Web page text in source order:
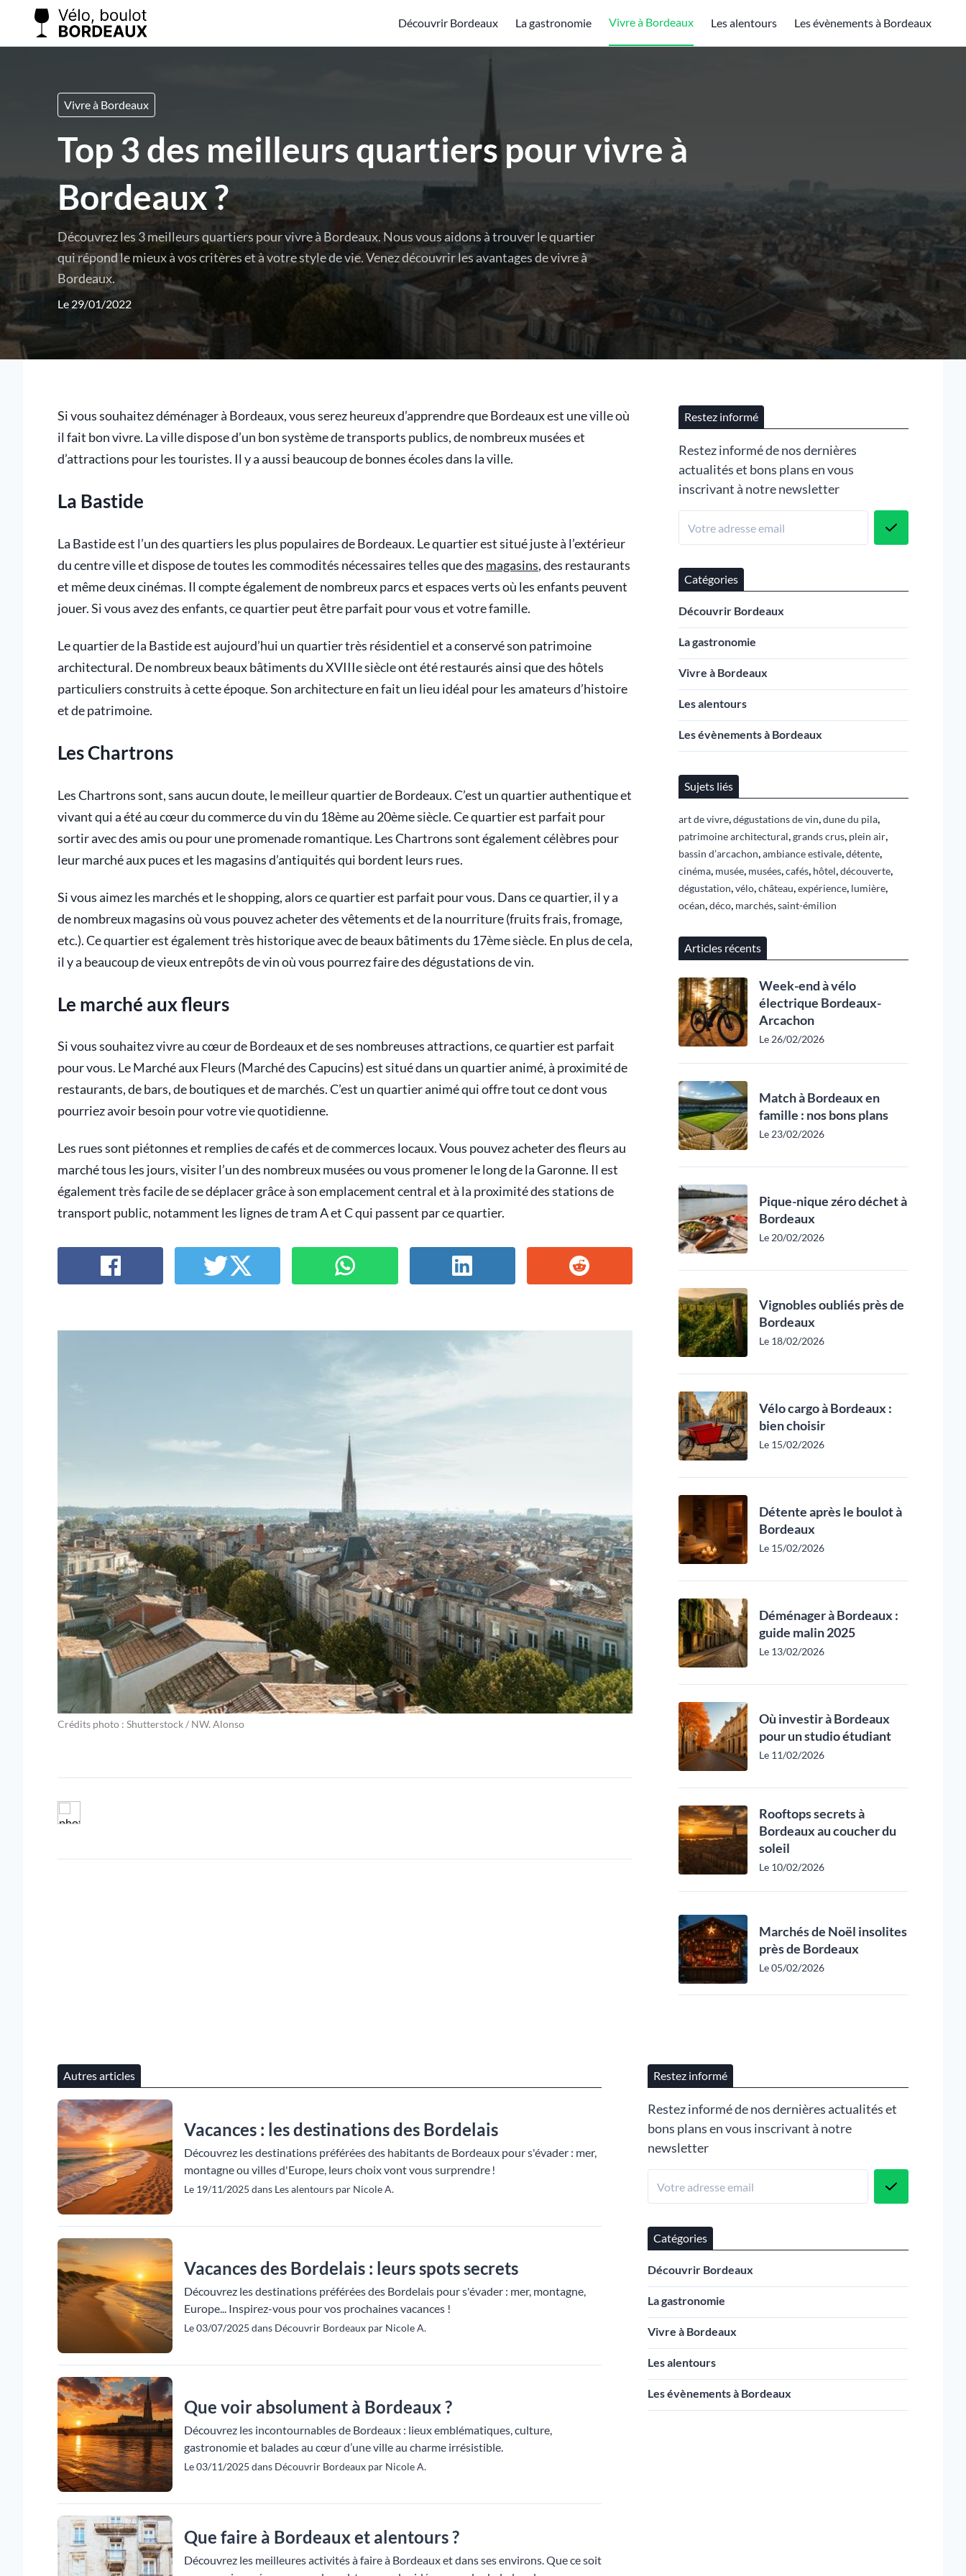
Découvrir Bordeaux La gastronomie Vivre à Bordeaux Les alentours Les évènements à Bordeaux
Vivre à Bordeaux
Top 3 des meilleurs quartiers pour vivre à
Bordeaux ?
Découvrez les 3 meilleurs quartiers pour vivre à Bordeaux. Nous vous aidons à trouver le quartier
qui répond le mieux à vos critères et à votre style de vie. Venez découvrir les avantages de vivre à
Bordeaux.
Le 29/01/2022
Si vous souhaitez déménager à Bordeaux, vous serez heureux d’apprendre que Bordeaux est une ville où
il fait bon vivre. La ville dispose d’un bon système de transports publics, de nombreux musées et
d’attractions pour les touristes. Il y a aussi beaucoup de bonnes écoles dans la ville.
La Bastide
La Bastide est l’un des quartiers les plus populaires de Bordeaux. Le quartier est situé juste à l’extérieur
du centre ville et dispose de toutes les commodités nécessaires telles que des magasins, des restaurants
et même deux cinémas. Il compte également de nombreux parcs et espaces verts où les enfants peuvent
jouer. Si vous avez des enfants, ce quartier peut être parfait pour vous et votre famille.
Le quartier de la Bastide est aujourd’hui un quartier très résidentiel et a conservé son patrimoine
architectural. De nombreux beaux bâtiments du XVIIIe siècle ont été restaurés ainsi que des hôtels
particuliers construits à cette époque. Son architecture en fait un lieu idéal pour les amateurs d’histoire
et de patrimoine.
Les Chartrons
Les Chartrons sont, sans aucun doute, le meilleur quartier de Bordeaux. C’est un quartier authentique et
vivant qui a été au cœur du commerce du vin du 18ème au 20ème siècle. Ce quartier est parfait pour
sortir avec des amis ou pour une promenade romantique. Les Chartrons sont également célèbres pour
leur marché aux puces et les magasins d’antiquités qui bordent leurs rues.
Si vous aimez les marchés et le shopping, alors ce quartier est parfait pour vous. Dans ce quartier, il y a
de nombreux magasins où vous pouvez acheter des vêtements et de la nourriture (fruits frais, fromage,
etc.). Ce quartier est également très historique avec de beaux bâtiments du 17ème siècle. En plus de cela,
il y a beaucoup de vieux entrepôts de vin où vous pourrez faire des dégustations de vin.
Le marché aux fleurs
Si vous souhaitez vivre au cœur de Bordeaux et de ses nombreuses attractions, ce quartier est parfait
pour vous. Le Marché aux Fleurs (Marché des Capucins) est situé dans un quartier animé, à proximité de
restaurants, de bars, de boutiques et de marchés. C’est un quartier animé qui offre tout ce dont vous
pourriez avoir besoin pour votre vie quotidienne.
Les rues sont piétonnes et remplies de cafés et de commerces locaux. Vous pouvez acheter des fleurs au
marché tous les jours, visiter l’un des nombreux musées ou vous promener le long de la Garonne. Il est
également très facile de se déplacer grâce à son emplacement central et à la proximité des stations de
transport public, notamment les lignes de tram A et C qui passent par ce quartier.
Crédits photo : Shutterstock / NW. Alonso
Restez informé
Restez informé de nos dernières
actualités et bons plans en vous
inscrivant à notre newsletter
Catégories
Découvrir Bordeaux
La gastronomie
Vivre à Bordeaux
Les alentours
Les évènements à Bordeaux
Sujets liés
art de vivre,dégustations de vin,dune du pila,
patrimoine architectural,grands crus, plein air,
bassin d’arcachon,ambiance estivale,détente,
cinéma, musée, musées,cafés, hôtel,découverte,
dégustation,vélo,château,expérience, lumière,
océan,déco, marchés,saint-émilion
Articles récents
Week-end à vélo
électrique Bordeaux-
Arcachon
Le 26/02/2026
Match à Bordeaux en
famille : nos bons plans
Le 23/02/2026
Pique-nique zéro déchet à
Bordeaux
Le 20/02/2026
Vignobles oubliés près de
Bordeaux
Le 18/02/2026
Vélo cargo à Bordeaux :
bien choisir
Le 15/02/2026
Détente après le boulot à
Bordeaux
Le 15/02/2026
Déménager à Bordeaux :
guide malin 2025
Le 13/02/2026
Où investir à Bordeaux
pour un studio étudiant
Le 11/02/2026
Rooftops secrets à
Bordeaux au coucher du
soleil
Le 10/02/2026
Marchés de Noël insolites
près de Bordeaux
Le 05/02/2026
Autres articles
Vacances : les destinations des Bordelais
Découvrez les destinations préférées des habitants de Bordeaux pour s'évader : mer,
montagne ou villes d'Europe, leurs choix vont vous surprendre !
Le 19/11/2025 dans Les alentours par Nicole A.
Vacances des Bordelais : leurs spots secrets
Découvrez les destinations préférées des Bordelais pour s'évader : mer, montagne,
Europe... Inspirez-vous pour vos prochaines vacances !
Le 03/07/2025 dans Découvrir Bordeaux par Nicole A.
Que voir absolument à Bordeaux ?
Découvrez les incontournables de Bordeaux : lieux emblématiques, culture,
gastronomie et balades au cœur d’une ville au charme irrésistible.
Le 03/11/2025 dans Découvrir Bordeaux par Nicole A.
Que faire à Bordeaux et alentours ?
Découvrez les meilleures activités à faire à Bordeaux et dans ses environs. Que ce soit
Restez informé
Restez informé de nos dernières actualités et
bons plans en vous inscrivant à notre
newsletter
Catégories
Découvrir Bordeaux
La gastronomie
Vivre à Bordeaux
Les alentours
Les évènements à Bordeaux